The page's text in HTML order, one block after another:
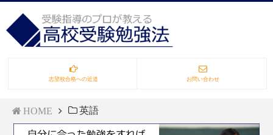
志望校合格への近道 お問い合わせ
HOME 英語